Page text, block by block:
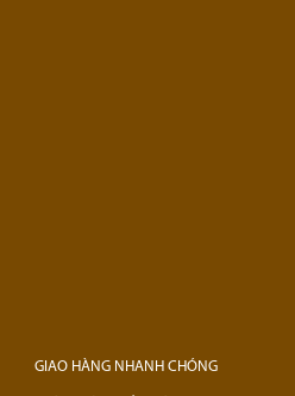
GIAO HÀNG NHANH CHÓNG